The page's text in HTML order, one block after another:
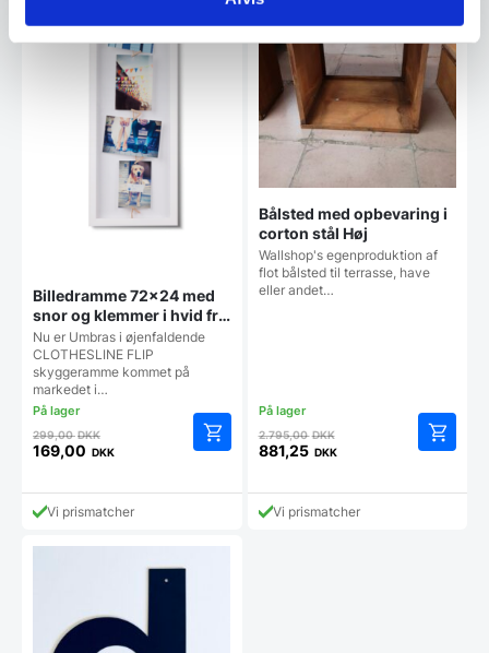
Billedramme 72×24 med
snor og klemmer i hvid fra
Umbra
Nu er Umbras i øjenfaldende
CLOTHESLINE FLIP
skyggeramme kommet på
markedet i…
299,00DKKDen
oprindelige
var:
299,00 DKK.
169,00 DKK
aktuelle
pris
169,00 DKK.
Vi prismatcher
Bålsted med opbevaring i
corton stål Høj
Wallshop's egenproduktion af
flot bålsted til terrasse, have
eller andet…
2.795,00DKKDen
oprindelige
var:
2.795,00 DKK.
881,25 DKK
aktuelle
prisVi prismatcher